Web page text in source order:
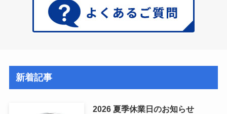
新着記事
2026 夏季休業日のお知らせ